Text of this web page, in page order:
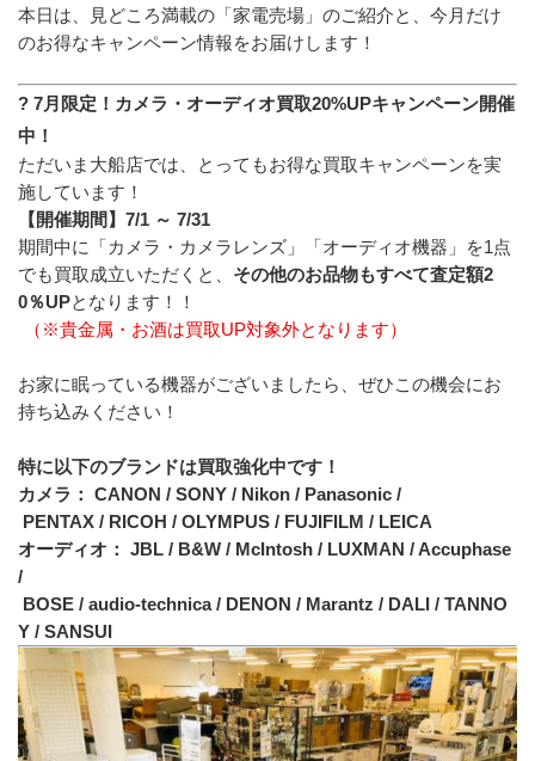
本日は、見どころ満載の「家電売場」のご紹介と、今月だけ
のお得なキャンペーン情報をお届けします！
? 7月限定！カメラ・オーディオ買取20%UPキャンペーン開催
中！
ただいま大船店では、とってもお得な買取キャンペーンを実
施しています！
【開催期間】7/1 ～ 7/31
期間中に「カメラ・カメラレンズ」「オーディオ機器」を1点
でも買取成立いただくと、 その他のお品物もすべて査定額2
0％UPとなります！！
（※貴金属・お酒は買取UP対象外となります）
お家に眠っている機器がございましたら、ぜひこの機会にお
持ち込みください！
特に以下のブランドは買取強化中です！
カメラ： CANON / SONY / Nikon / Panasonic /
PENTAX / RICOH / OLYMPUS / FUJIFILM / LEICA
オーディオ： JBL / B&W / McIntosh / LUXMAN / Accuphase
/
Y / SANSUI